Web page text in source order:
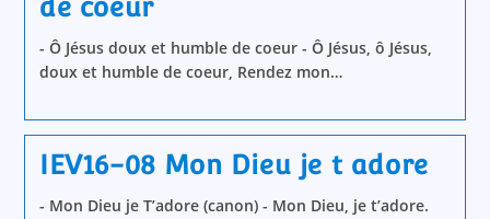
de coeur
- Ô Jésus doux et humble de coeur - Ô Jésus, ô Jésus,
doux et humble de coeur, Rendez mon…
IEV16-08 Mon Dieu je t adore
- Mon Dieu je T’adore (canon) - Mon Dieu, je t’adore.